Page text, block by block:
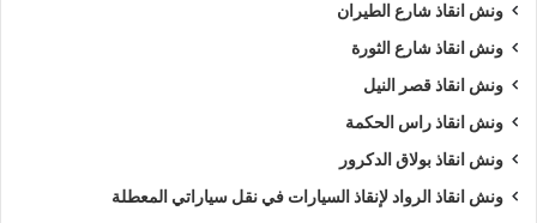
ونش انقاذ شارع الطيران
ونش انقاذ شارع الثورة
ونش انقاذ قصر النيل
ونش انقاذ راس الحكمة
ونش انقاذ بولاق الدكرور
ونش انقاذ الرواد لإنقاذ السيارات في نقل سياراتي المعطلة